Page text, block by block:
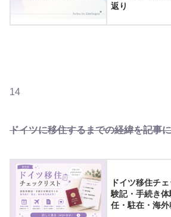
返り
14
ドイツに移住するまでの経緯を記事
ドイツ移住チ
験記・手続き
任・駐在・海外